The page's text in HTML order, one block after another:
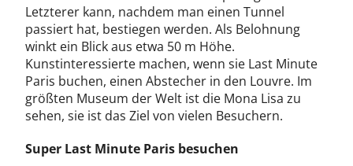
Letzterer kann, nachdem man einen Tunnel
passiert hat, bestiegen werden. Als Belohnung
winkt ein Blick aus etwa 50 m Höhe.
Kunstinteressierte machen, wenn sie Last Minute
Paris buchen, einen Abstecher in den Louvre. Im
größten Museum der Welt ist die Mona Lisa zu
sehen, sie ist das Ziel von vielen Besuchern.
Super Last Minute Paris besuchen